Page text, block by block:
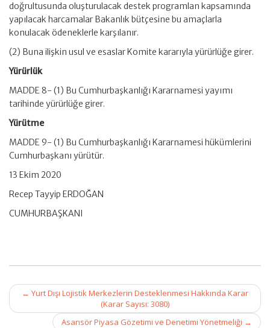
doğrultusunda oluşturulacak destek programlan kapsamında
yapılacak harcamalar Bakanlık bütçesine bu amaçlarla
konulacak ödeneklerle karşılanır.
(2) Buna ilişkin usul ve esaslar Komite kararıyla yürürlüğe girer.
Yürürlük
MADDE 8- (1) Bu Cumhurbaşkanlığı Kararnamesi yayımı
tarihinde yürürlüğe girer.
Yürütme
MADDE 9- (1) Bu Cumhurbaşkanlığı Kararnamesi hükümlerini
Cumhurbaşkanı yürütür.
13 Ekim 2020
Recep Tayyip ERDOĞAN
CUMHURBAŞKANI
Post
navigation
← Yurt Dışı Lojistik Merkezlerin Desteklenmesi Hakkında Karar
(Karar Sayısı: 3080)
Asansör Piyasa Gözetimi ve Denetimi Yönetmeliği →